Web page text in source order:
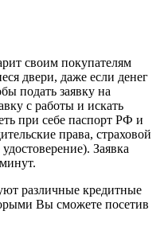
своим покупателям
двери, даже если денег
подать заявку на
с работы и искать
при себе паспорт РФ и
права, страховой
Заявка
различные кредитные
Вы сможете посетив